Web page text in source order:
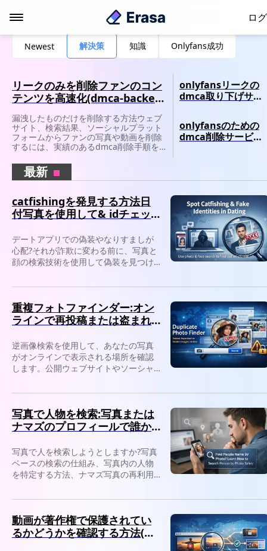
ロ
Newest 解決策 知識 Onlyfans成功
リークのみを削除ファンのコン
テンツを高速化(dmca-backed
guide)
漏洩したものだけを削除する方法ウェブ
サイト、検索結果、ソーシャルプラット
フォームからファンの写真や動画を削除
するには、実績のあるdmca削除手順を
onlyfansリークの
dmca取り下げサー
onlyfansのための
dmca削除サービス
最新
catfishingを発見する方法日
付写真を使用して& idチェッ
デートアプリでの偽装やなりすましが
心配?それが詐欺に変わる前に、写真と
顔の検索技術を使用して偽装を見つけ
重複フォトファインダー:オン
ラインで再投稿または盗まれ
逆画像検索を使用して、あなたの写真
がオンラインで表示される場所を確認
します。公開ウェブサイトやソーシャ
像や盗まれた画像を検出します。
写真で人物を検索:写真または
ナマズのプロフィールで誰か
写真で人を検索しようとしますか?写真
ベースの検索の仕組み、写真内の人物
を特定する方法、ナマズ写真の再利用
動画が著作権で保護されてい
るかどうかを確認する方法(オ